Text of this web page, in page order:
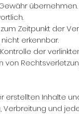
Zeitpunkt der
erkennbar.
der
von
erstellten Inhalte
Verbreitung und